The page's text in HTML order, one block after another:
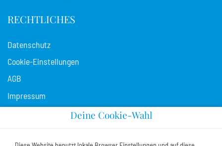
RECHTLICHES
Datenschutz
Cookie-Einstellungen
AGB
Impressum
Deine Cookie-Wahl